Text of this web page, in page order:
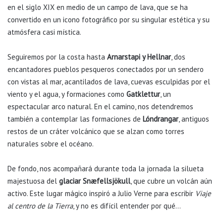
en el siglo XIX en medio de un campo de lava, que se ha
convertido en un icono fotográfico por su singular estética y su
atmósfera casi mística.
Seguiremos por la costa hasta Arnarstapi y Hellnar, dos
encantadores pueblos pesqueros conectados por un sendero
con vistas al mar, acantilados de lava, cuevas esculpidas por el
viento y el agua, y formaciones como Gatklettur, un
espectacular arco natural. En el camino, nos detendremos
también a contemplar las formaciones de Lóndrangar, antiguos
restos de un cráter volcánico que se alzan como torres
naturales sobre el océano.
De fondo, nos acompañará durante toda la jornada la silueta
majestuosa del glaciar Snæfellsjökull, que cubre un volcán aún
activo. Este lugar mágico inspiró a Julio Verne para escribir Viaje
al centro de la Tierra, y no es difícil entender por qué…